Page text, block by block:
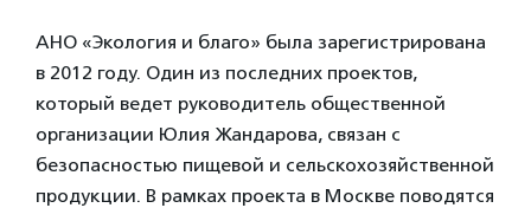
АНО «Экология и благо» была зарегистрирована
в 2012 году. Один из последних проектов,
который ведет руководитель общественной
организации Юлия Жандарова, связан с
безопасностью пищевой и сельскохозяйственной
продукции. В рамках проекта в Москве поводятся